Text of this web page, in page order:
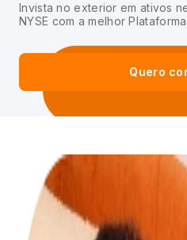
Invista no exterior em ativos
NYSE com a melhor
Quero